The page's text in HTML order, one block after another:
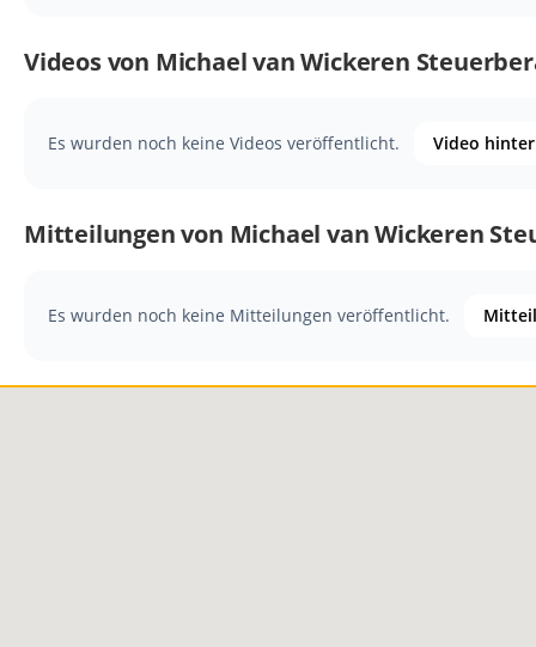
Videos von Michael van Wickeren
Es wurden noch keine Videos veröffentlicht. Video
Mitteilungen von Michael van Wickeren
Es wurden noch keine Mitteilungen veröffentlicht.